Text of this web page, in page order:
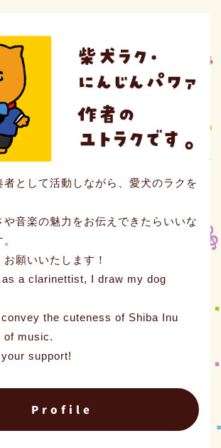
者として活動しながら、愛犬のラクを
や音楽の魅力をお伝えできたらいいな
願いいたします！
a clarinettist, I draw my dog
convey the cuteness of Shiba Inu
of music.
support!
Profile